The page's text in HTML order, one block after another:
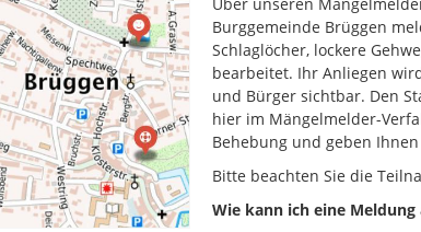
Burggemeinde Brüggen
Schlaglöcher, lockere
bearbeitet. Ihr Anliegen
und Bürger sichtbar. Den
hier im Mängelmelder-
Behebung und geben
Bitte beachten Sie die
Wie kann ich eine Meldung